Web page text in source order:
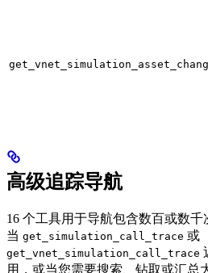
高级追踪导航
16 个工具用于导航包含数百或数千
当 get_simulation_call_trace 或
get_vnet_simulation_call_trace
用，或当您需要搜索、钻取或汇总